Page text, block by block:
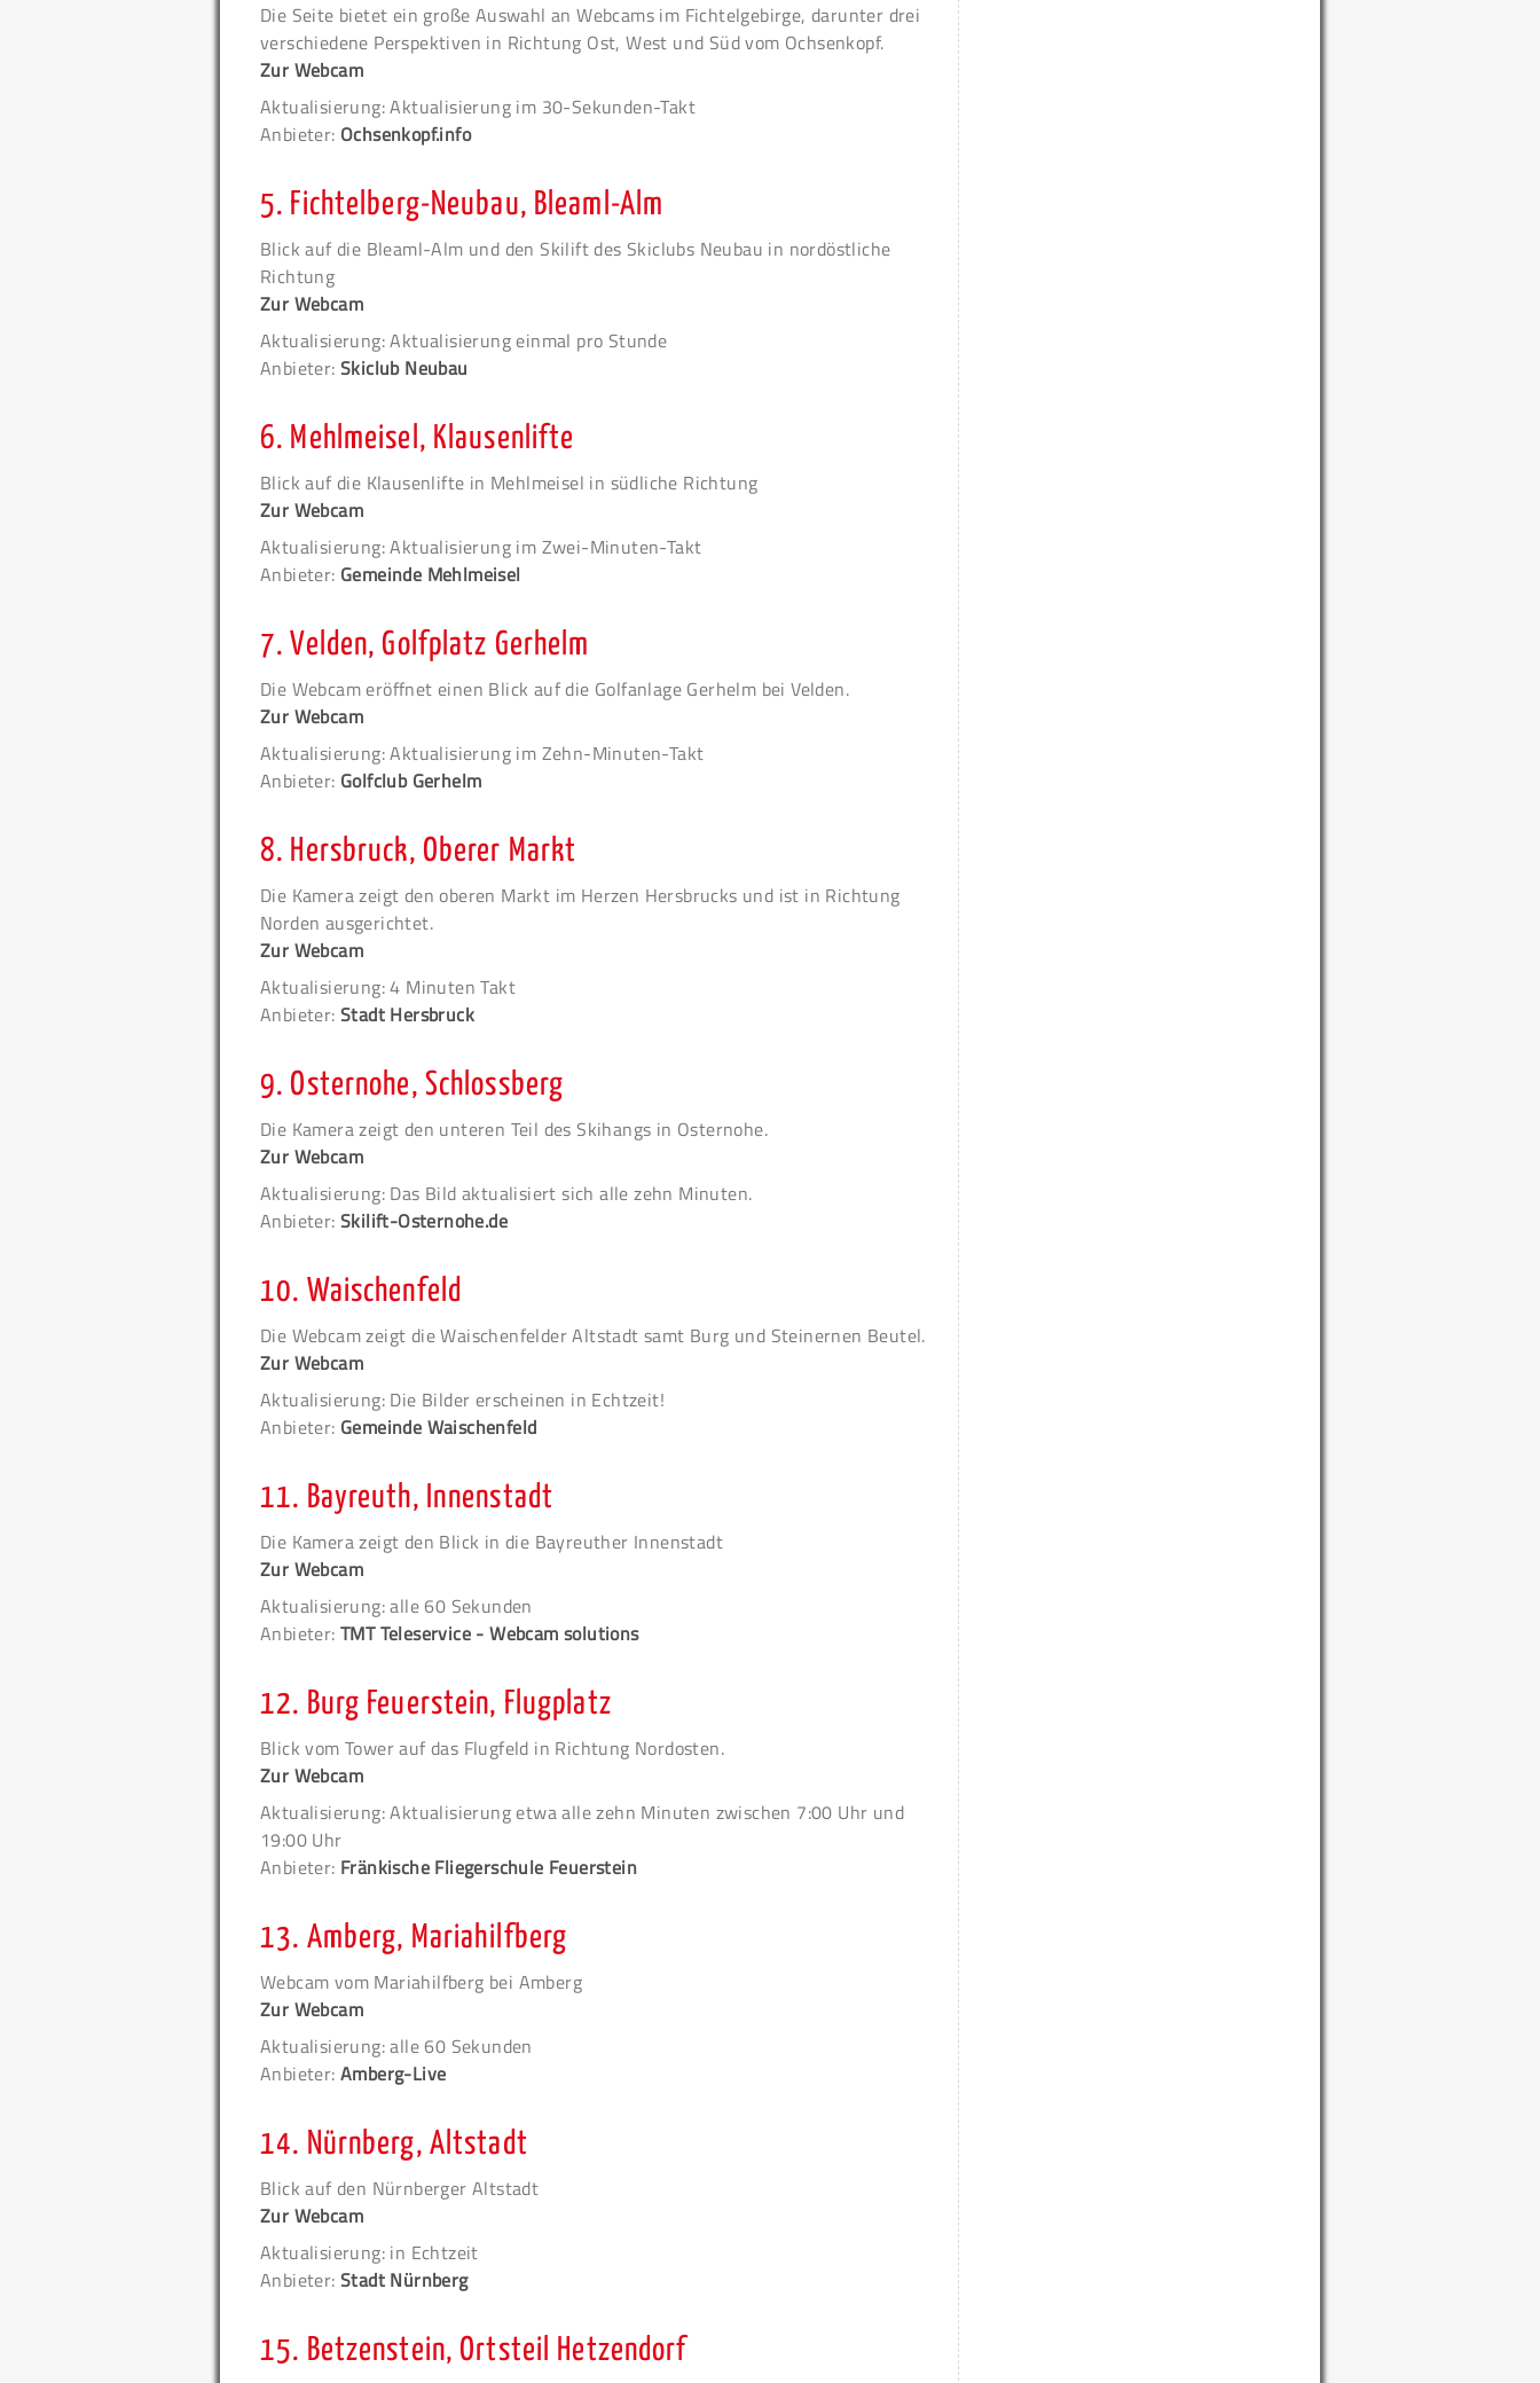
Die Seite bietet ein große Auswahl an Webcams im Fichtelgebirge, darunter drei
verschiedene Perspektiven in Richtung Ost, West und Süd vom Ochsenkopf.
Zur Webcam
Aktualisierung: Aktualisierung im 30-Sekunden-Takt
Anbieter: Ochsenkopf.info
5. Fichtelberg-Neubau, Bleaml-Alm
Blick auf die Bleaml-Alm und den Skilift des Skiclubs Neubau in nordöstliche
Richtung
Zur Webcam
Aktualisierung: Aktualisierung einmal pro Stunde
Anbieter: Skiclub Neubau
6. Mehlmeisel, Klausenlifte
Blick auf die Klausenlifte in Mehlmeisel in südliche Richtung
Zur Webcam
Aktualisierung: Aktualisierung im Zwei-Minuten-Takt
Anbieter: Gemeinde Mehlmeisel
7.Velden, Golfplatz Gerhelm
Die Webcam eröffnet einen Blick auf die Golfanlage Gerhelm bei Velden.
Zur Webcam
Aktualisierung: Aktualisierung im Zehn-Minuten-Takt
Anbieter: Golfclub Gerhelm
8. Hersbruck, Oberer Markt
Die Kamera zeigt den oberen Markt im Herzen Hersbrucks und ist in Richtung
Norden ausgerichtet.
Zur Webcam
Aktualisierung: 4 Minuten Takt
Anbieter: Stadt Hersbruck
9. Osternohe, Schlossberg
Die Kamera zeigt den unteren Teil des Skihangs in Osternohe.
Zur Webcam
Aktualisierung: Das Bild aktualisiert sich alle zehn Minuten.
Anbieter: Skilift-Osternohe.de
10. Waischenfeld
Die Webcam zeigt die Waischenfelder Altstadt samt Burg und Steinernen Beutel.
Zur Webcam
Aktualisierung: Die Bilder erscheinen in Echtzeit!
Anbieter: Gemeinde Waischenfeld
11. Bayreuth, Innenstadt
Die Kamera zeigt den Blick in die Bayreuther Innenstadt
Zur Webcam
Aktualisierung: alle 60 Sekunden
Anbieter: TMT Teleservice - Webcam solutions
12. Burg Feuerstein, Flugplatz
Blick vom Tower auf das Flugfeld in Richtung Nordosten.
Zur Webcam
Aktualisierung: Aktualisierung etwa alle zehn Minuten zwischen 7:00 Uhr und
19:00 Uhr
Anbieter: Fränkische Fliegerschule Feuerstein
13. Amberg, Mariahilfberg
Webcam vom Mariahilfberg bei Amberg
Zur Webcam
Aktualisierung: alle 60 Sekunden
Anbieter: Amberg-Live
14. Nürnberg, Altstadt
Blick auf den Nürnberger Altstadt
Zur Webcam
Aktualisierung: in Echtzeit
Anbieter: Stadt Nürnberg
15. Betzenstein, Ortsteil Hetzendorf